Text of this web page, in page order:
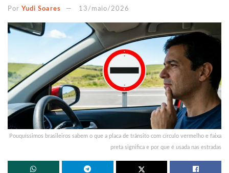
Por Yudi Soares 13/maio/2026
Pouquíssimos brasileiros sabem o que a placa de trânsito com círculo vermelho e faixa
preta significa e por que é usada nas estradas